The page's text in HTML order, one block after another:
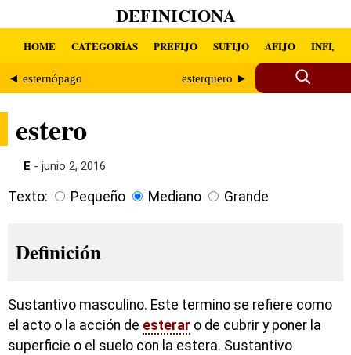
DEFINICIONA
HOME CATEGORÍAS PREFIJO SUFIJO AFIJO INFIJO
◄ esternópago esterquero ►
estero
E - junio 2, 2016
Texto: Pequeño Mediano Grande
Definición
Sustantivo masculino. Este termino se refiere como
el acto o la acción de esterar o de cubrir y poner la
superficie o el suelo con la estera. Sustantivo